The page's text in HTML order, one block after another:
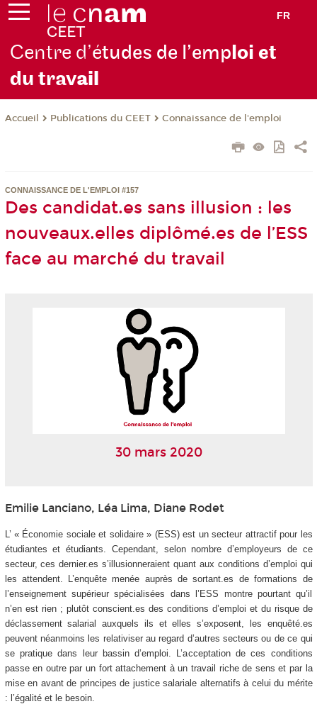
FR
Centre d’études de l’emploi et
du travail
Accueil Publications du CEET Connaissance de l'emploi
CONNAISSANCE DE L'EMPLOI #157
Des candidat.es sans illusion : les
nouveaux.elles diplômé.es de l’ESS
face au marché du travail
30 mars 2020
Emilie Lanciano, Léa Lima, Diane Rodet
L’ « Économie sociale et solidaire » (ESS) est un secteur attractif pour les
étudiantes et étudiants. Cependant, selon nombre d’employeurs de ce
secteur, ces dernier.es s’illusionneraient quant aux conditions d’emploi qui
les attendent. L’enquête menée auprès de sortant.es de formations de
l’enseignement supérieur spécialisées dans l’ESS montre pourtant qu’il
n’en est rien ; plutôt conscient.es des conditions d’emploi et du risque de
déclassement salarial auxquels ils et elles s’exposent, les enquêté.es
peuvent néanmoins les relativiser au regard d’autres secteurs ou de ce qui
se pratique dans leur bassin d’emploi. L’acceptation de ces conditions
passe en outre par un fort attachement à un travail riche de sens et par la
mise en avant de principes de justice salariale alternatifs à celui du mérite
: l’égalité et le besoin.